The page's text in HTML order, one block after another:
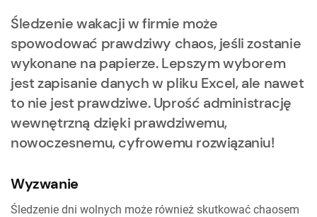
Śledzenie wakacji w firmie może
spowodować prawdziwy chaos, jeśli zostanie
wykonane na papierze. Lepszym wyborem
jest zapisanie danych w pliku Excel, ale nawet
to nie jest prawdziwe. Uprość administrację
wewnętrzną dzięki prawdziwemu,
nowoczesnemu, cyfrowemu rozwiązaniu!
Wyzwanie
Śledzenie dni wolnych może również skutkować chaosem